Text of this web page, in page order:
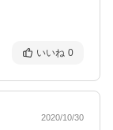
いいね 0
2020/10/30